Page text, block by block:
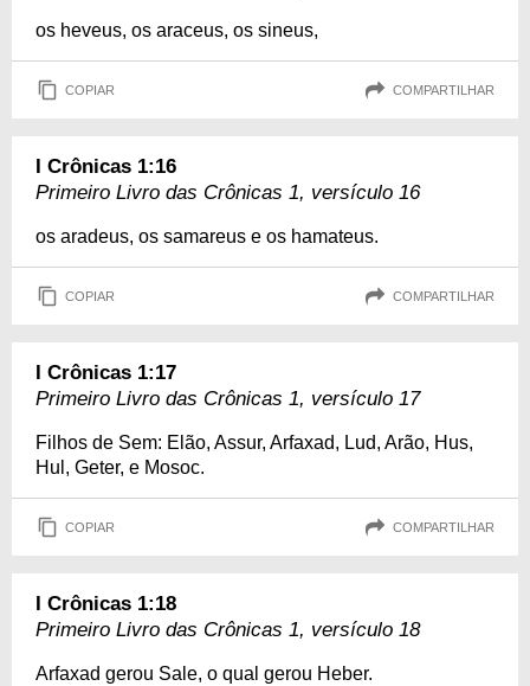
os heveus, os araceus, os sineus,
COPIAR COMPARTILHAR
I Crônicas 1:16
Primeiro Livro das Crônicas 1, versículo 16
os aradeus, os samareus e os hamateus.
COPIAR COMPARTILHAR
I Crônicas 1:17
Primeiro Livro das Crônicas 1, versículo 17
Filhos de Sem: Elão, Assur, Arfaxad, Lud, Arão, Hus,
Hul, Geter, e Mosoc.
COPIAR COMPARTILHAR
I Crônicas 1:18
Primeiro Livro das Crônicas 1, versículo 18
Arfaxad gerou Sale, o qual gerou Heber.